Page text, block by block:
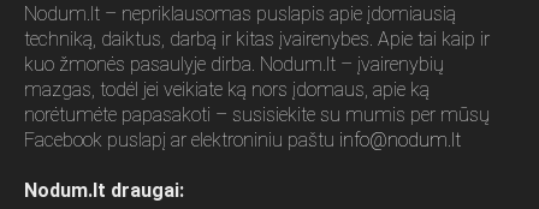
Nodum.lt – nepriklausomas puslapis apie įdomiausią
techniką, daiktus, darbą ir kitas įvairenybes. Apie tai kaip ir
kuo žmonės pasaulyje dirba. Nodum.lt – įvairenybių
mazgas, todėl jei veikiate ką nors įdomaus, apie ką
norėtumėte papasakoti – susisiekite su mumis per mūsų
Facebook puslapį ar elektroniniu paštu info@nodum.lt
Nodum.lt draugai: